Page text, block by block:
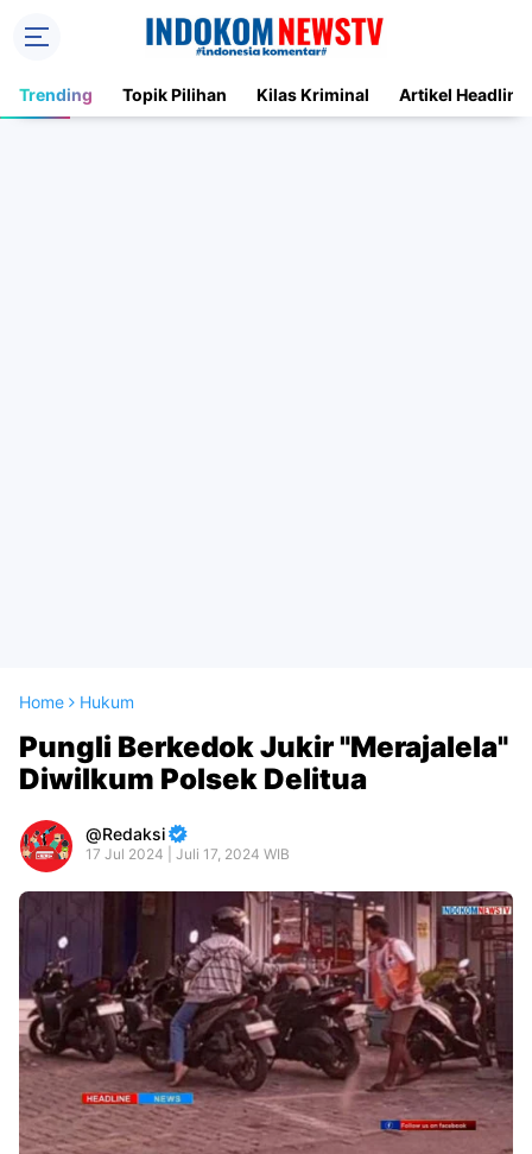
Trending Topik Pilihan Kilas Kriminal Artikel Headline
Home Hukum
Pungli Berkedok Jukir "Merajalela"
Diwilkum Polsek Delitua
Redaksi
17 Jul 2024 | Juli 17, 2024 WIB